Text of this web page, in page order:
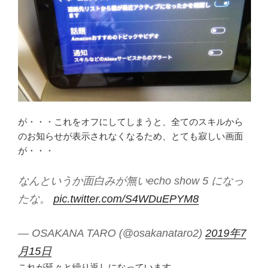
が・・・これをオフにしてしまうと、全てのスキルから
のお知らせが表示されなくなるため、とても寂しい画面
が・・・
なんというか面白みが無いecho show 5 になっ
たな。 pic.twitter.com/S4WDuEPYM8
— OSAKANA TARO (@osakanataro2) 2019年7
月15日